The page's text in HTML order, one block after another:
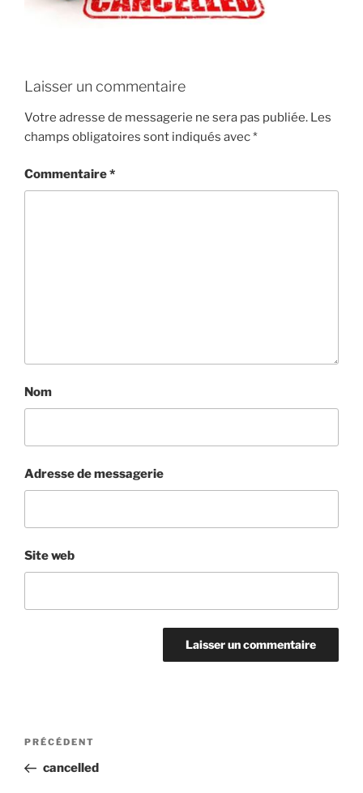
Laisser un commentaire
Votre adresse de messagerie ne sera pas publiée. Les
champs obligatoires sont indiqués avec*
Commentaire*
Nom
Adresse de messagerie
Site web
Navigation
l’article
Article
précédent
PRÉCÉDENT
cancelled